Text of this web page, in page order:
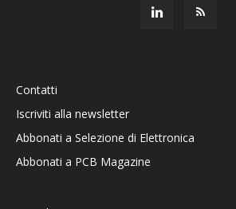
Contatti
Iscriviti alla newsletter
Abbonati a Selezione di Elettronica
Abbonati a PCB Magazine